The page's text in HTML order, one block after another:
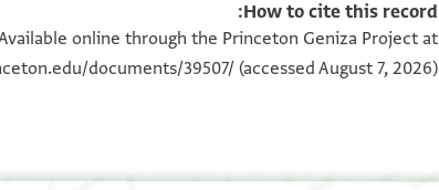
100%
100%
How to cite this record:
online through the Princeton Geniza Project at
documents/39507/ (accessed August 7, 2026).